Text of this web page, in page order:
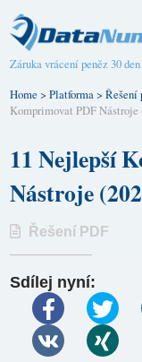
Záruka vrácení peněz 30 den
Home >Platforma>Řešení
Komprimovat PDF
11 Nejlepší
Nástroje
Řešení PDF
Sdílej nyní: